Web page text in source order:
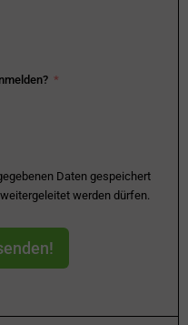
Daten gespeichert
werden dürfen.